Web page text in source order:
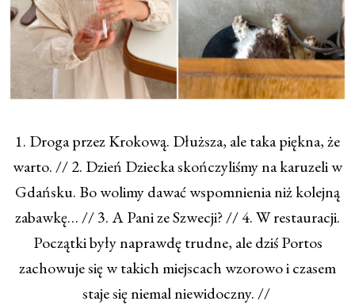
1. Droga przez Krokową. Dłuższa, ale taka piękna, że
warto. // 2. Dzień Dziecka skończyliśmy na karuzeli w
Gdańsku. Bo wolimy dawać wspomnienia niż kolejną
zabawkę… // 3. A Pani ze Szwecji? // 4. W restauracji.
Początki były naprawdę trudne, ale dziś Portos
zachowuje się w takich miejscach wzorowo i czasem
staje się niemal niewidoczny. //